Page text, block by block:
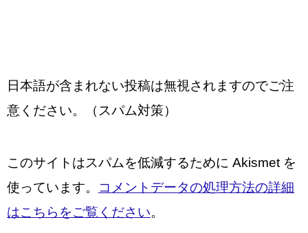
日本語が含まれない投稿は無視されますのでご注
意ください。（スパム対策）
このサイトはスパムを低減するために Akismet を
使っています。
コメントデータの処理方法の詳細
はこちらをご覧ください。